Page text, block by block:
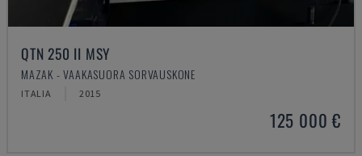
QTN 250 II MSY
MAZAK - VAAKASUORA SORVAUSKONE
ITALIA 2015
125 000 €